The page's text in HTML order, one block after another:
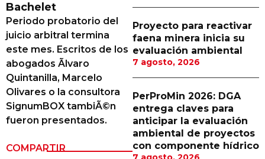
Canal Digital
Columnas de Opinión
Designaciones
Calendario de Eventos
Revistas Digital
Siguenos
Bachelet
Periodo probatorio del
juicio arbitral termina
este mes. Escritos de los
abogados Ãlvaro
Quintanilla, Marcelo
Olivares o la consultora
SignumBOX tambiÃ©n
fueron presentados.
COMPARTIR
Proyecto para reactivar
faena minera inicia su
evaluación ambiental
7 agosto, 2026
PerProMin 2026: DGA
entrega claves para
anticipar la evaluación
ambiental de proyectos
con componente hídrico